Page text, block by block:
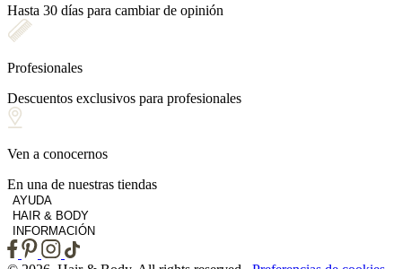
Hasta 30 días para cambiar de opinión
Profesionales
Descuentos exclusivos para profesionales
Ven a conocernos
En una de nuestras tiendas
AYUDA
HAIR & BODY
INFORMACIÓN